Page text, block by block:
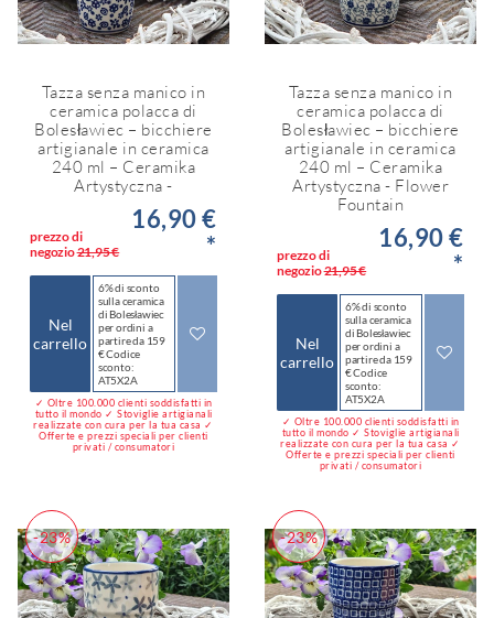
Tazza senza manico in
ceramica polacca di
Bolesławiec – bicchiere
artigianale in ceramica
240 ml – Ceramika
Artystyczna -
prezzo di
negozio21,95 €
16,90 €
*
Nel
carrello
6% di sconto
sulla ceramica
di Bolesławiec
per ordini a
partire da 159
€ Codice
sconto:
AT5X2A
✓ Oltre 100.000 clienti soddisfatti in
tutto il mondo ✓ Stoviglie artigianali
realizzate con cura per la tua casa ✓
Offerte e prezzi speciali per clienti
privati / consumatori
Tazza senza manico in
ceramica polacca di
Bolesławiec – bicchiere
artigianale in ceramica
240 ml – Ceramika
Artystyczna - Flower
Fountain
prezzo di
negozio21,95 €
16,90 €
*
Nel
carrello
6% di sconto
sulla ceramica
di Bolesławiec
per ordini a
partire da 159
€ Codice
sconto:
AT5X2A
✓ Oltre 100.000 clienti soddisfatti in
tutto il mondo ✓ Stoviglie artigianali
realizzate con cura per la tua casa ✓
Offerte e prezzi speciali per clienti
privati / consumatori
-23% -23%